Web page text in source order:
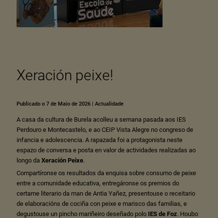
Xeración peixe!
Publicado o 7 de Maio de 2026| Actualidade
A casa da cultura de Burela acolleu a semana pasada aos IES
Perdouro e Montecastelo, e ao CEIP Vista Alegre no congreso de
infancia e adolescencia. A rapazada foi a protagonista neste
espazo de conversa e posta en valor de actividades realizadas ao
longo da Xeración Peixe.
Compartíronse os resultados da enquisa sobre consumo de peixe
entre a comunidade educativa, entregáronse os premios do
certame literario da man de Antia Yañez, presentouse o receitario
de elaboracións de cociña con peixe e marisco das familias, e
degustouse un pincho mariñeiro deseñado polo IES de Foz. Houbo